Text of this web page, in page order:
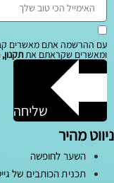
עם ההרשמה אתם מאשרים קבלת
ומאשרים שקראתם את
שליחה
ניווט מהיר
השער לחופשה
תכנית הכותבים של